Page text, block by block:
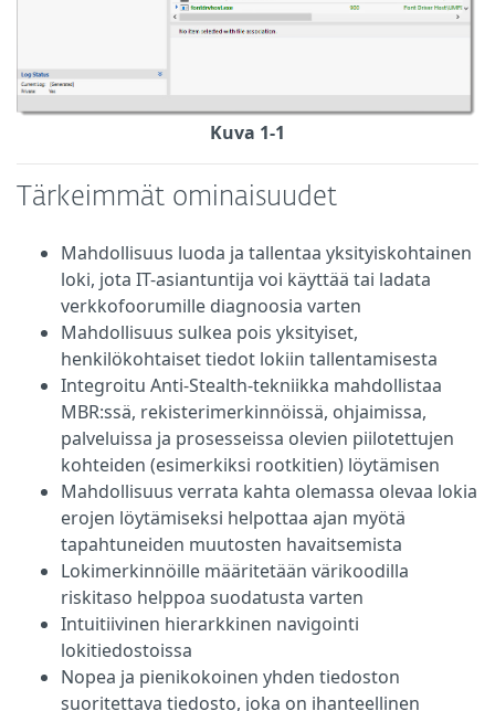
Kuva 1-1
Tärkeimmät ominaisuudet
Mahdollisuus luoda ja tallentaa yksityiskohtainen
loki, jota IT-asiantuntija voi käyttää tai ladata
verkkofoorumille diagnoosia varten
Mahdollisuus sulkea pois yksityiset,
henkilökohtaiset tiedot lokiin tallentamisesta
Integroitu Anti-Stealth-tekniikka mahdollistaa
MBR:ssä, rekisterimerkinnöissä, ohjaimissa,
palveluissa ja prosesseissa olevien piilotettujen
kohteiden (esimerkiksi rootkitien) löytämisen
Mahdollisuus verrata kahta olemassa olevaa lokia
erojen löytämiseksi helpottaa ajan myötä
tapahtuneiden muutosten havaitsemista
Lokimerkinnöille määritetään värikoodilla
riskitaso helppoa suodatusta varten
Intuitiivinen hierarkkinen navigointi
lokitiedostoissa
Nopea ja pienikokoinen yhden tiedoston
suoritettava tiedosto, joka on ihanteellinen